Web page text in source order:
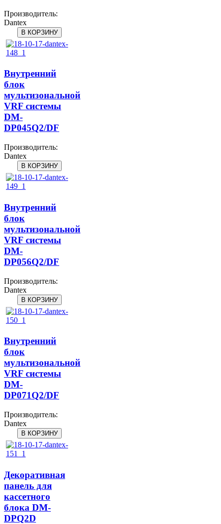
Производитель:
Dantex
Внутренний
блок
мультизональной
VRF системы
DM-
DP045Q2/DF
Производитель:
Dantex
Внутренний
блок
мультизональной
VRF системы
DM-
DP056Q2/DF
Производитель:
Dantex
Внутренний
блок
мультизональной
VRF системы
DM-
DP071Q2/DF
Производитель:
Dantex
Декоративная
панель для
кассетного
блока DM-
DPQ2D